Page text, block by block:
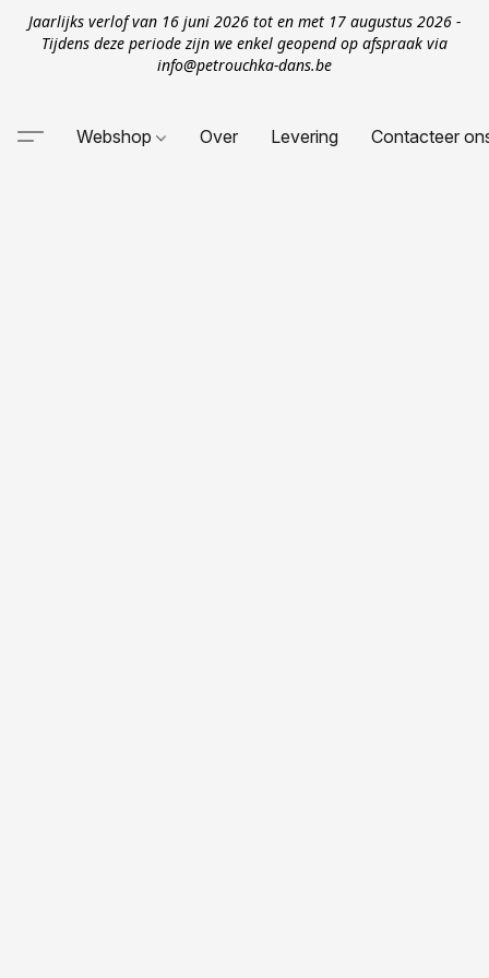
Jaarlijks verlof van 16 juni 2026 tot en met 17 augustus 2026 -
Tijdens deze periode zijn we enkel geopend op afspraak via
info@petrouchka-dans.be
Webshop Over Levering Contacteer